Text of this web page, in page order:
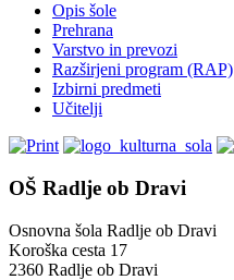
Opis šole
Prehrana
Varstvo in prevozi
Razširjeni program (RAP)
Izbirni predmeti
Učitelji
OŠ Radlje ob Dravi
Osnovna šola Radlje ob Dravi
Koroška cesta 17
2360 Radlje ob Dravi